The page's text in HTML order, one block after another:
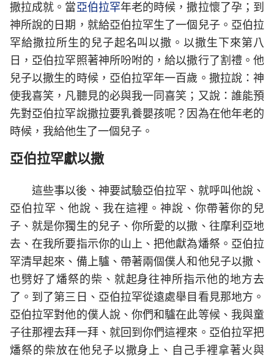
撒拉成就。當亞伯拉罕年老的時候，撒拉懷了孕；到
神所說的日期，就給亞伯拉罕生了一個兒子。亞伯拉
罕給撒拉所生的兒子起名叫以撒。以撒生下來第八
日，亞伯拉罕照著神所吩咐的，給以撒行了割禮。他
兒子以撒生的時候，亞伯拉罕年一百歲。撒拉說：神
使我喜笑，凡聽見的必與我一同喜笑；又說：誰能預
先對亞伯拉罕說撒拉要乳養嬰孩呢？因為在他年老的
時候，我給他生了一個兒子。
亞伯拉罕獻以撒
這些事以後、神要試驗亞伯拉罕、就呼叫他說、
亞伯拉罕、他說、我在這裡。神說、你帶著你的兒
子、就是你獨生的兒子、你所愛的以撒、往摩利亞地
去、在我所要指示你的山上、把他獻為燔祭。亞伯拉
罕清早起來、備上驢、帶著兩個僕人和他兒子以撒、
也劈好了燔祭的柴、就起身往神所指示他的地方去
了。到了第三日、亞伯拉罕從遠處舉目看見那地方。
亞伯拉罕對他的僕人說、你們和驢在此等候、我與童
子往那裡去拜一拜、就回到你們這裡來。亞伯拉罕把
燔祭的柴放在他兒子以撒身上、自己手裡拿著火與